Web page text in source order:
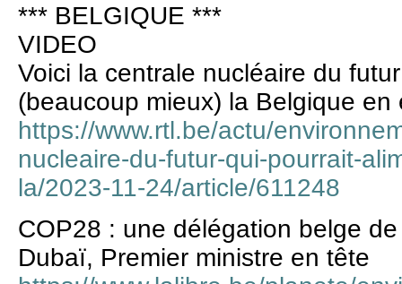
*** BELGIQUE ***
VIDEO
Voici la centrale nucléaire du
(beaucoup mieux) la Belgique en
https://www.rtl.be/actu/
nucleaire-du-futur-qui-pourrait-
la/2023-11-24/article/611248
COP28 : une délégation belge
Dubaï, Premier ministre en tête